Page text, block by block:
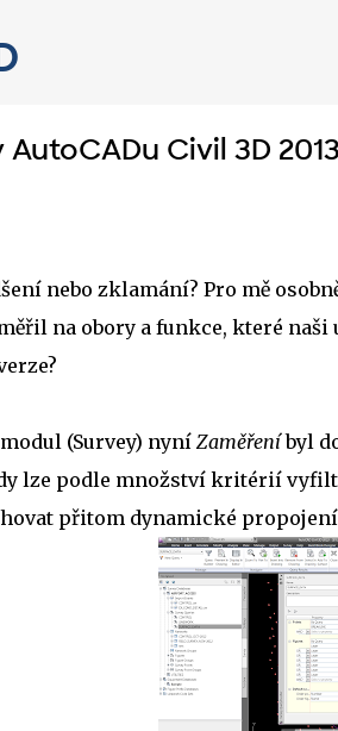
Civil 3D 2013
nebo zklamání? Pro mě
na obory a funkce, které naši
(Survey) nyní Zaměřeníbyl
lze podle množství kritérií
přitom dynamické propojení